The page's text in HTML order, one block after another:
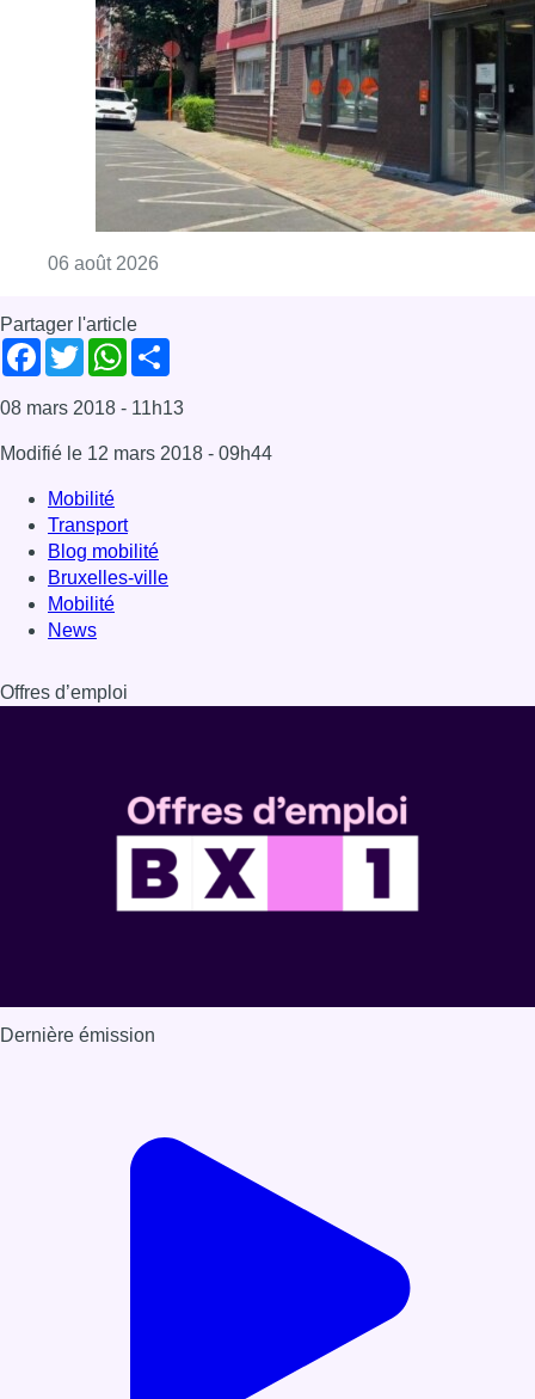
06 août 2026
Partager l'article
Facebook
TwitterWhatsApp
08 mars 2018 - 11h13
Modifié le 12 mars 2018 - 09h44
Mobilité
Transport
Blog mobilité
Bruxelles-ville
Mobilité
News
Offres d’emploi
Dernière émission